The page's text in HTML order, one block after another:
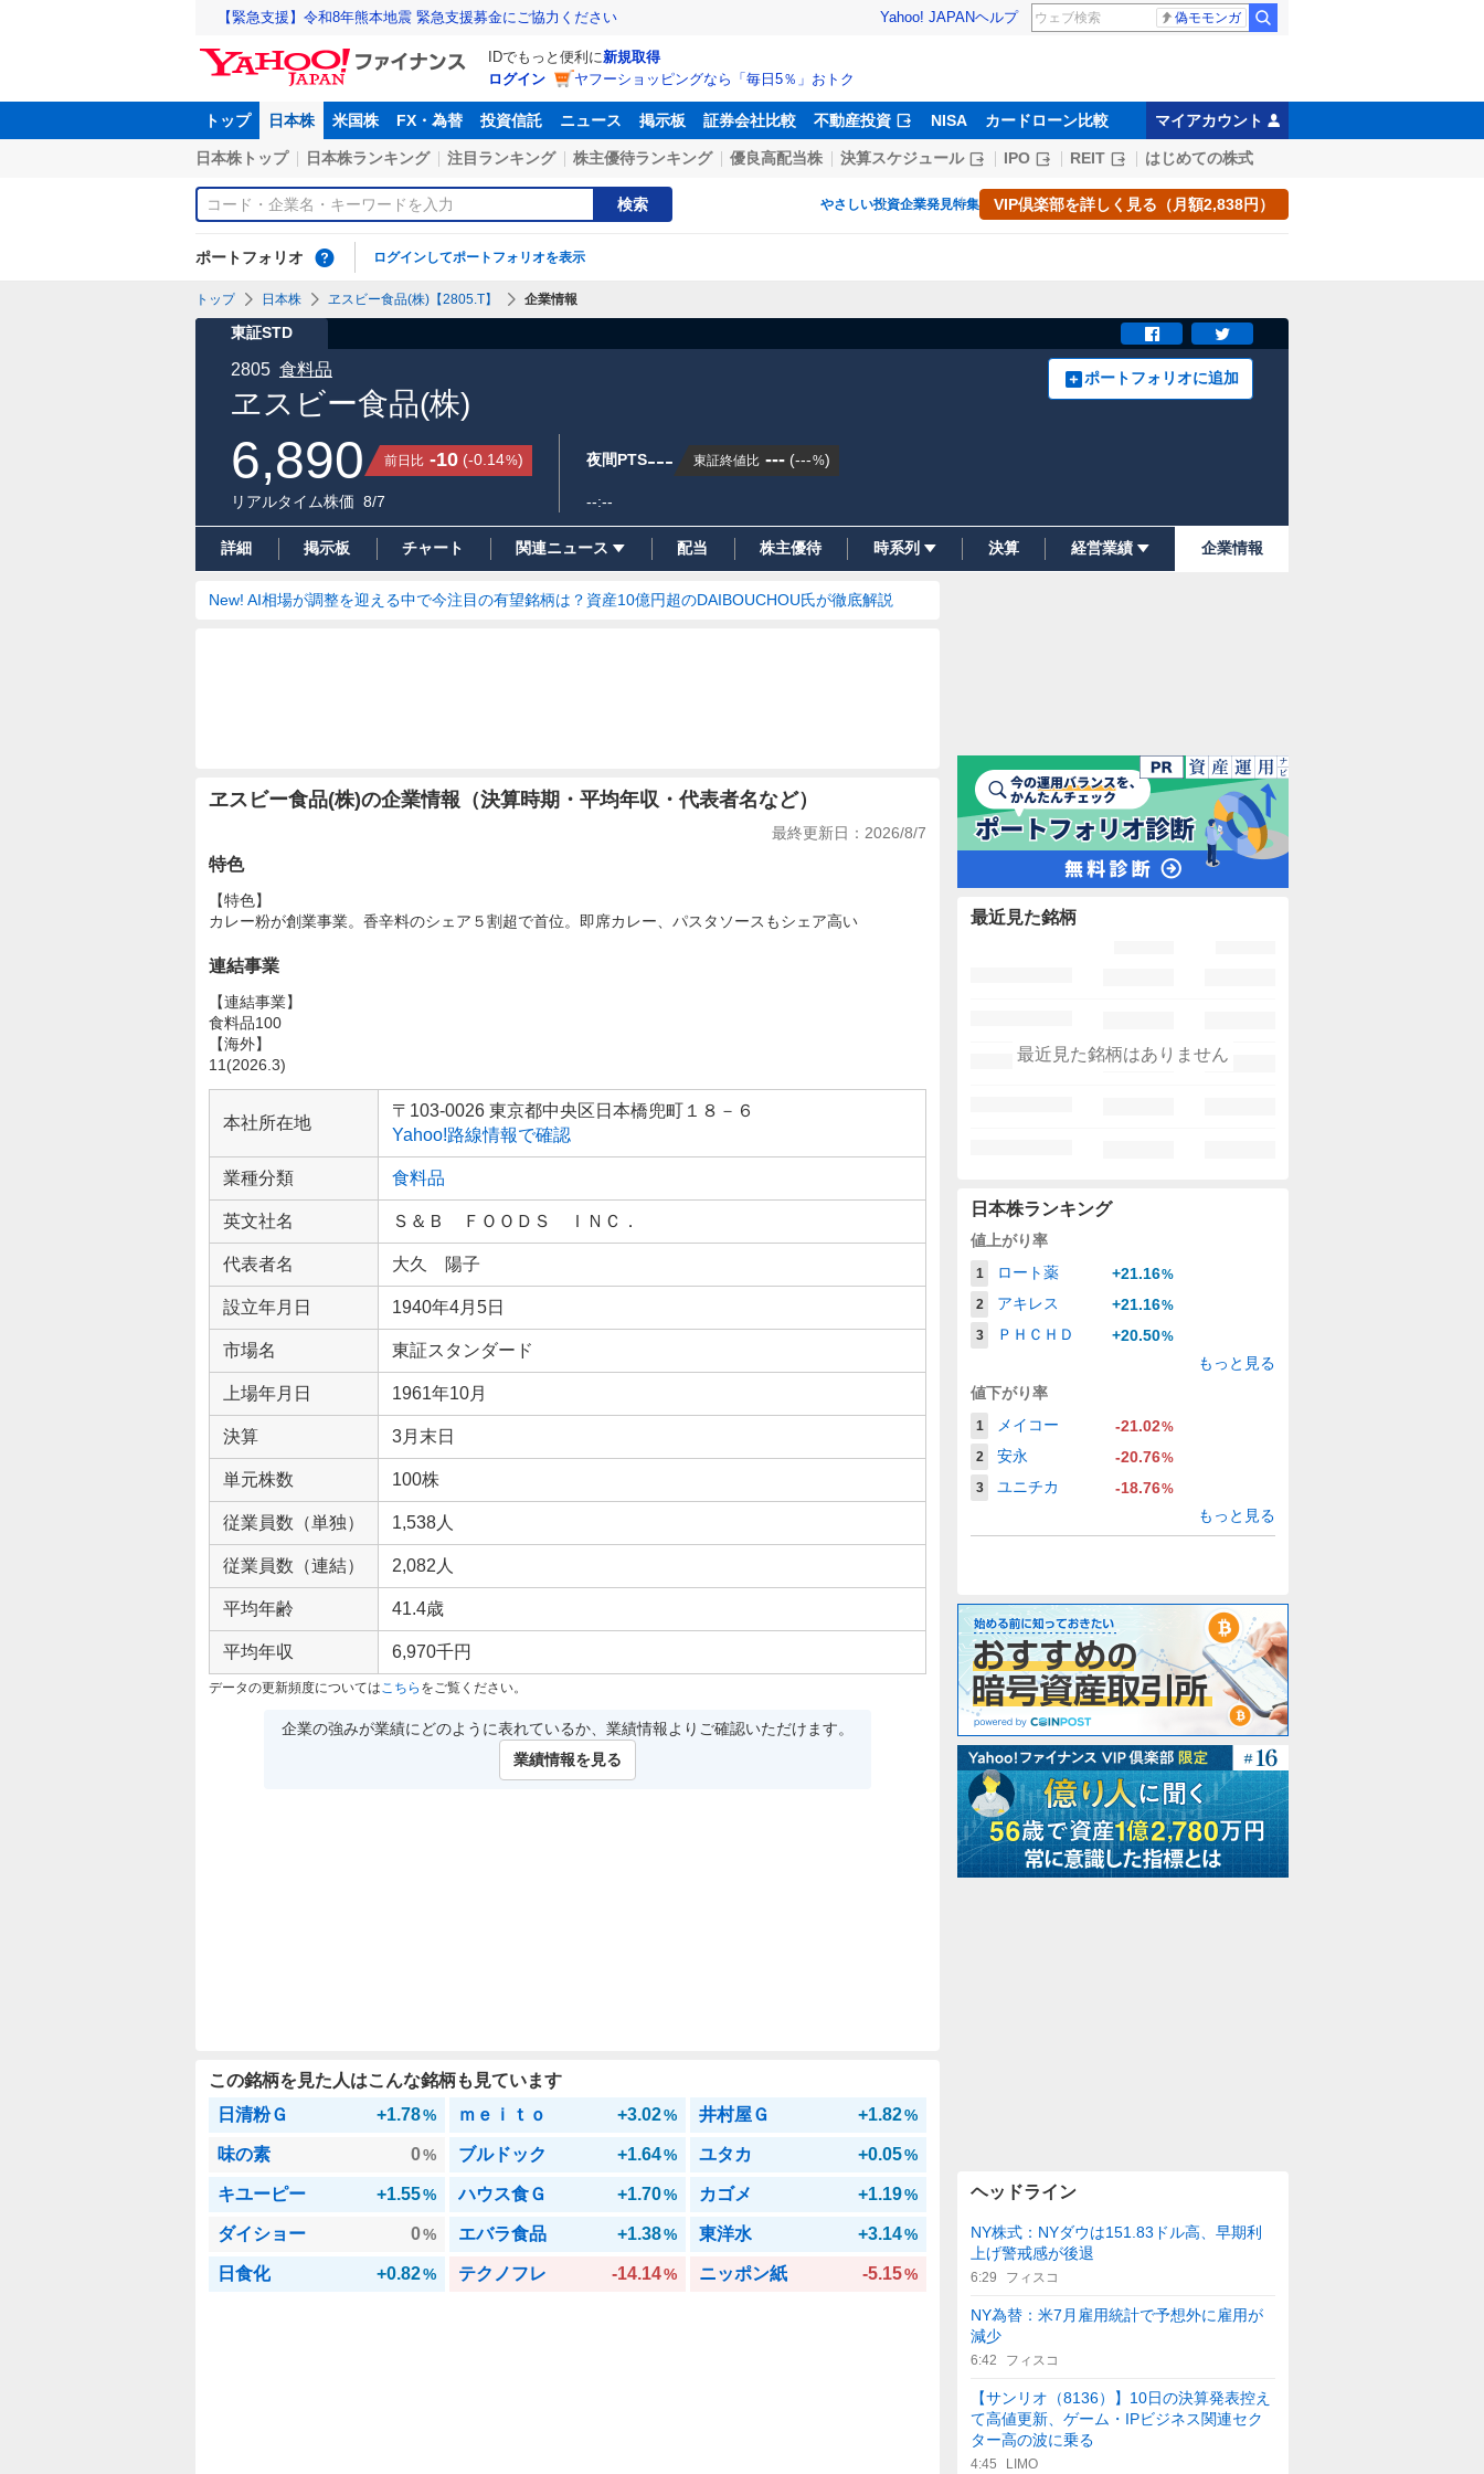
【緊急支援】令和8年熊本地震 緊急支援募金にご協力ください Yahoo! JAPANヘルプ 偽モモンガ
IDでもっと便利に新規取得
ログイン
ヤフーショッピングなら「毎日5％」おトク
トップ 日本株 米国株 FX・為替 投資信託 ニュース 掲示板 証券会社比較 不動産投資 NISA カードローン比較 マイアカウント
日本株トップ 日本株ランキング 注目ランキング 株主優待ランキング 優良高配当株 決算スケジュール IPO REIT はじめての株式
検索 やさしい投資企業発見特集 VIP倶楽部を詳しく見る（月額2,838円）
ポートフォリオ ログインしてポートフォリオを表示
トップ 日本株 ヱスビー食品(株)【2805.T】 企業情報
東証STD
ヱスビー食品(株)
2805 食料品 ポートフォリオに追加
6,890 前日比 -10 (-0.14%)
リアルタイム株価 8/7
夜間PTS--- 東証終値比 --- (---%)
--:--
詳細 掲示板 チャート 関連ニュース 配当 株主優待 時系列 決算 経営業績 企業情報
New! AI相場が調整を迎える中で今注目の有望銘柄は？資産10億円超のDAIBOUCHOU氏が徹底解説
ヱスビー食品(株)の企業情報（決算時期・平均年収・代表者名など）
最終更新日： 2026/8/7
特色
【特色】
カレー粉が創業事業。香辛料のシェア５割超で首位。即席カレー、パスタソースもシェア高い
連結事業
【連結事業】
食料品100
【海外】
11(2026.3)
企
報
本社所在地
〒103-0026 東京都中央区日本橋兜町１８－６
Yahoo!路線情報で確認
業種分類 食料品
英文社名 Ｓ＆Ｂ ＦＯＯＤＳ ＩＮＣ．
代表者名 大久 陽子
設立年月日 1940年4月5日
市場名 東証スタンダード
上場年月日 1961年10月
決算 3月末日
単元株数 100株
従業員数（単独） 1,538人
従業員数（連結） 2,082人
平均年齢 41.4歳
平均年収 6,970千円
データの更新頻度については こちら をご覧ください。
企業の強みが業績にどのように表れているか、業績情報よりご確認いただけます。
業績情報を見る
この銘柄を見た人はこんな銘柄も見ています
日清粉Ｇ
+1.78% ｍｅｉｔｏ +3.02% 井村屋Ｇ +1.82%
味の素 0% ブルドック +1.64% ユタカ +0.05%
キユーピー +1.55% ハウス食Ｇ +1.70% カゴメ +1.19%
ダイショー 0% エバラ食品 +1.38% 東洋水 +3.14%
日食化 +0.82% テクノフレ -14.14% ニッポン紙 -5.15%
最近見た銘柄
最近見た銘柄はありません
日本株ランキング
値上がり率
1 ロート薬 +21.16%
2
アキレス +21.16%
3
ＰＨＣＨＤ +20.50%
もっと見る
値下がり率
1 メイコー -21.02%
2
安永 -20.76%
3
ユニチカ -18.76%
もっと見る
ヘッドライン
NY株式：NYダウは151.83ドル高、早期利
上げ警戒感が後退
6:29 フィスコ
NY為替：米7月雇用統計で予想外に雇用が
減少
6:42 フィスコ
【サンリオ（8136）】10日の決算発表控え
て高値更新、ゲーム・IPビジネス関連セク
ター高の波に乗る
4:45 LIMO